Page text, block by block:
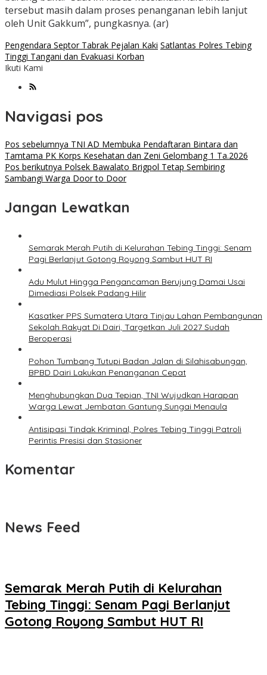
tersebut masih dalam proses penanganan lebih lanjut
oleh Unit Gakkum”, pungkasnya. (ar)
Pengendara Septor Tabrak Pejalan Kaki Satlantas Polres Tebing
Tinggi Tangani dan Evakuasi Korban
Ikuti Kami
Navigasi pos
Pos sebelumnya TNI AD Membuka Pendaftaran Bintara dan
Tamtama PK Korps Kesehatan dan Zeni Gelombang 1 Ta.2026
Pos berikutnya Polsek Bawalato Brigpol Tetap Sembiring
Sambangi Warga Door to Door
Jangan Lewatkan
Semarak Merah Putih di Kelurahan Tebing Tinggi: Senam
Pagi Berlanjut Gotong Royong Sambut HUT RI
Adu Mulut Hingga Pengancaman Berujung Damai Usai
Dimediasi Polsek Padang Hilir
Kasatker PPS Sumatera Utara Tinjau Lahan Pembangunan
Sekolah Rakyat Di Dairi, Targetkan Juli 2027 Sudah
Beroperasi
Pohon Tumbang Tutupi Badan Jalan di Silahisabungan,
BPBD Dairi Lakukan Penanganan Cepat
Menghubungkan Dua Tepian, TNI Wujudkan Harapan
Warga Lewat Jembatan Gantung Sungai Menaula
Antisipasi Tindak Kriminal, Polres Tebing Tinggi Patroli
Perintis Presisi dan Stasioner
Komentar
News Feed
Semarak Merah Putih di Kelurahan
Tebing Tinggi: Senam Pagi Berlanjut
Gotong Royong Sambut HUT RI